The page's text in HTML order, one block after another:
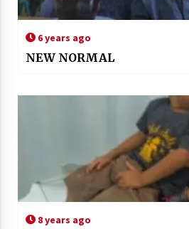
6 years ago
NEW NORMAL
8 years ago